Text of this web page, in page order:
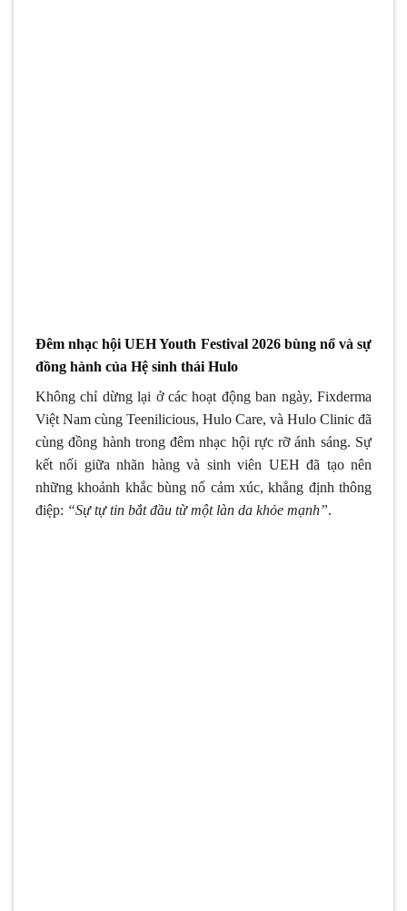
Đêm nhạc hội UEH Youth Festival 2026 bùng nổ và sự
đồng hành của Hệ sinh thái Hulo
Không chỉ dừng lại ở các hoạt động ban ngày, Fixderma
Việt Nam cùng Teenilicious, Hulo Care, và Hulo Clinic đã
cùng đồng hành trong đêm nhạc hội rực rỡ ánh sáng. Sự
kết nối giữa nhãn hàng và sinh viên UEH đã tạo nên
những khoảnh khắc bùng nổ cảm xúc, khẳng định thông
điệp: “Sự tự tin bắt đầu từ một làn da khỏe mạnh”.